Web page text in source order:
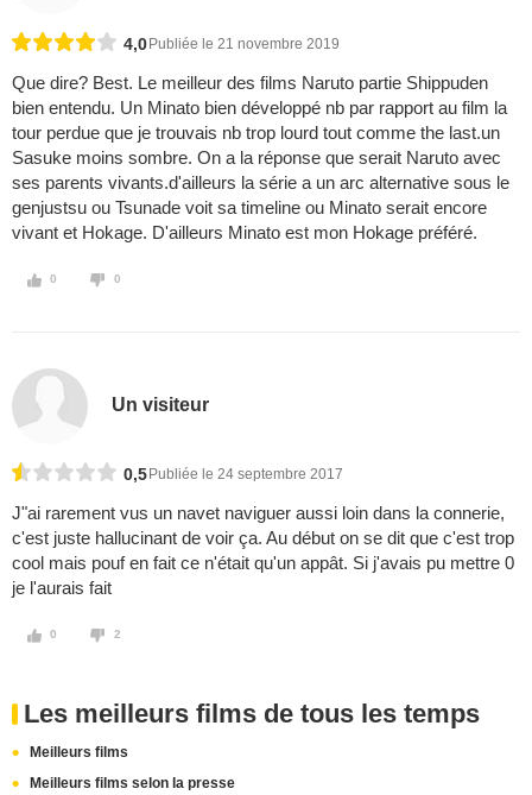
4,0 Publiée le 21 novembre 2019
Que dire? Best. Le meilleur des films Naruto partie Shippuden
bien entendu. Un Minato bien développé nb par rapport au film la
tour perdue que je trouvais nb trop lourd tout comme the last.un
Sasuke moins sombre. On a la réponse que serait Naruto avec
ses parents vivants.d'ailleurs la série a un arc alternative sous le
genjustsu ou Tsunade voit sa timeline ou Minato serait encore
vivant et Hokage. D'ailleurs Minato est mon Hokage préféré.
0 0
Un visiteur
0,5 Publiée le 24 septembre 2017
J"ai rarement vus un navet naviguer aussi loin dans la connerie,
c'est juste hallucinant de voir ça. Au début on se dit que c'est trop
cool mais pouf en fait ce n'était qu'un appât. Si j'avais pu mettre 0
je l'aurais fait
0 2
Les meilleurs films de tous les temps
Meilleurs films
Meilleurs films selon la presse